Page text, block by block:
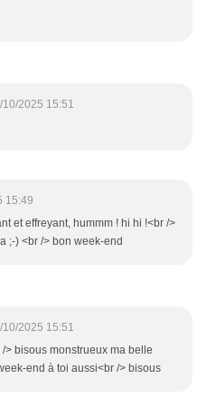
10/2025 15:51
15:49
et effreyant, hummm ! hi hi !<br />
;-) <br /> bon week-end
10/2025 15:51
> bisous monstrueux ma belle
end à toi aussi<br /> bisous